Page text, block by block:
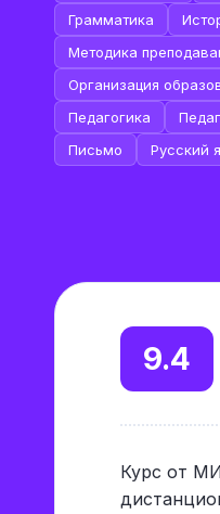
Грамматика
Методика
Организация
Педагогика
Письмо
Русский
9.4
Курс от